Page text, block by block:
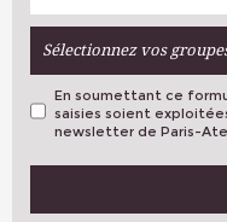
Sélectionnez vos
VOS PRÉFÉRENCES
En soumettant ce
saisies soient
newsletter de Paris-